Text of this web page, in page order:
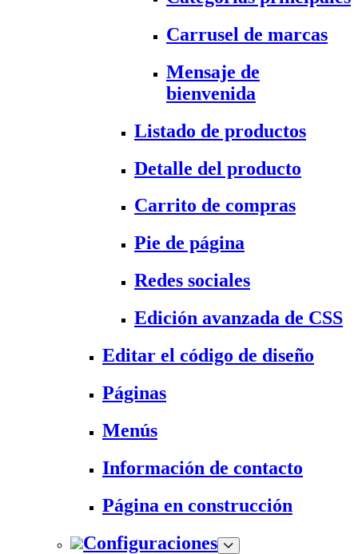
Carrusel de marcas
Mensaje de
bienvenida
Listado de productos
Detalle del producto
Carrito de compras
Pie de página
Redes sociales
Edición avanzada de CSS
Editar el código de diseño
Páginas
Menús
Información de contacto
Página en construcción
Configuraciones